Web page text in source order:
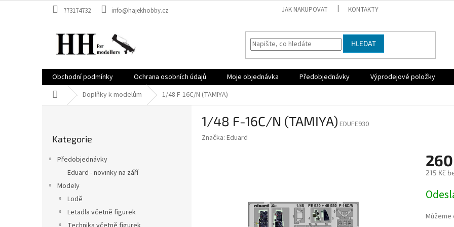
773174732 info@hajekhobby.cz JAK NAKUPOVAT KONTAKTY
HLEDAT
Obchodní podmínky Ochrana osobních údajů Moje objednávka Předobjednávky Výprodejové položky
Domů Doplňky k modelům 1/48 F-16C/N (TAMIYA)
kategorie
Kategorie
Předobjednávky
Eduard - novinky na září
Modely
Lodě
Letadla včetně figurek
1/48 F-16C/N (TAMIYA) EDUFE930
Značka: Eduard
215 Kč
cena:
Můžeme